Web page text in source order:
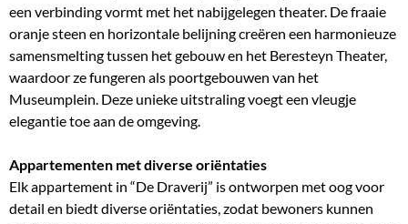
een verbinding vormt met het nabijgelegen theater. De fraaie
oranje steen en horizontale belijning creëren een harmonieuze
samensmelting tussen het gebouw en het Beresteyn Theater,
waardoor ze fungeren als poortgebouwen van het
Museumplein. Deze unieke uitstraling voegt een vleugje
elegantie toe aan de omgeving.
Appartementen met diverse oriëntaties
Elk appartement in “De Draverij” is ontworpen met oog voor
detail en biedt diverse oriëntaties, zodat bewoners kunnen